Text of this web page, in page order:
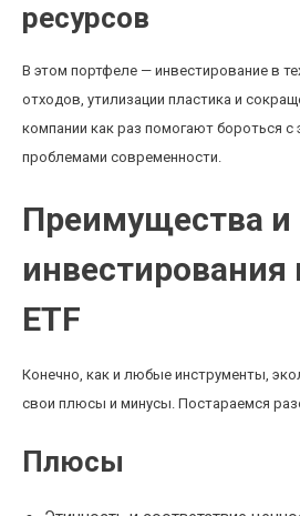
ресурсов
В этом портфеле — инвестирование в
отходов, утилизации пластика и
компании как раз помогают бороться с
проблемами современности.
Преимущества и
инвестирования
ETF
Конечно, как и любые инструменты,
свои плюсы и минусы. Постараемся
Плюсы